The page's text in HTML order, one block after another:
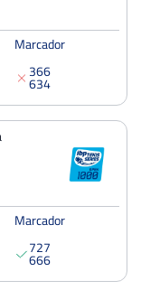
Pepe
Marcador
3
6
6
3
6
4
Marcador
7
6
2
6
7
6